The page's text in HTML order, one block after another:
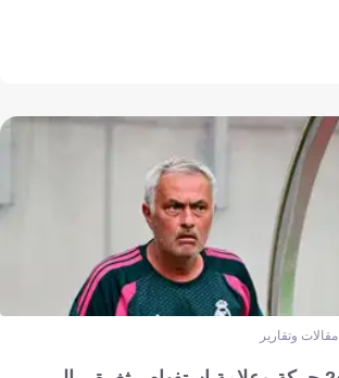
مقالات وتقارير